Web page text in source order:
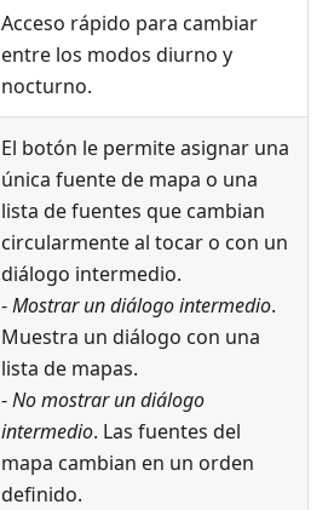
Acceso rápido para cambiar
entre los modos diurno y
nocturno.
El botón le permite asignar una
única fuente de mapa o una
lista de fuentes que cambian
circularmente al tocar o con un
diálogo intermedio.
-Mostrar un diálogo intermedio.
Muestra un diálogo con una
lista de mapas.
-No mostrar un diálogo
intermedio. Las fuentes del
mapa cambian en un orden
definido.